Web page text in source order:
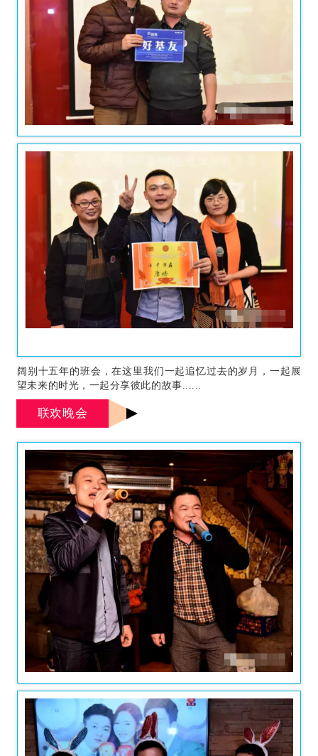
阔别十五年的班会，在这里我们一起追忆过去的岁月，一起展
望未来的时光，一起分享彼此的故事......
联欢晚会